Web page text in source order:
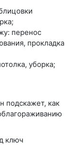
перенос
прокладка
уборка;
подскажет, как
ключ